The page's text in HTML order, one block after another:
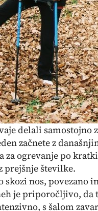
delali samostojno
začnete z
za ogrevanje po
prejšnje številke.
skozi nos, povezano
je priporočljivo, da
s šalom